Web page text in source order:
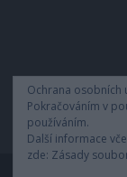
Ochrana osobních
Pokračováním v
používáním.
Další informace
zde: Zásady